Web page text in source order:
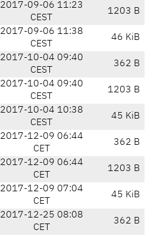
2017-09-06 11:23
CEST
1203 B
2017-09-06 11:38
CEST
46 KiB
2017-10-04 09:40
CEST
362 B
2017-10-04 09:40
CEST
1203 B
2017-10-04 10:38
CEST
45 KiB
2017-12-09 06:44
CET
362 B
2017-12-09 06:44
CET
1203 B
2017-12-09 07:04
CET
45 KiB
2017-12-25 08:08
CET
362 B